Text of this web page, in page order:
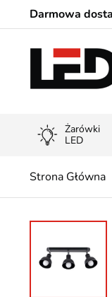
Darmowa
Żarówki
LED
Strona Główna